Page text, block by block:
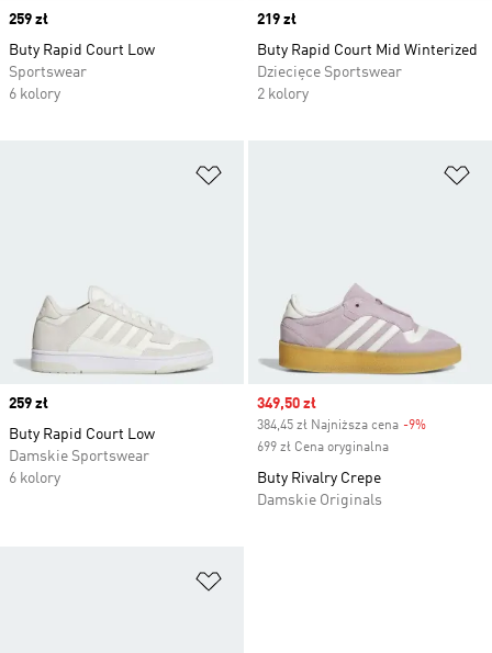
Price
259 zł
Buty Rapid Court Low
Sportswear
6 kolory
Price
219 zł
Buty Rapid Court Mid Winterized
Dziecięce Sportswear
2 kolory
Price
259 zł
Buty Rapid Court Low
Damskie Sportswear
6 kolory
Sale price
349,50 zł
384,45 zł Najniższa cena -9%
699 zł Cena oryginalna
Buty Rivalry Crepe
Damskie Originals